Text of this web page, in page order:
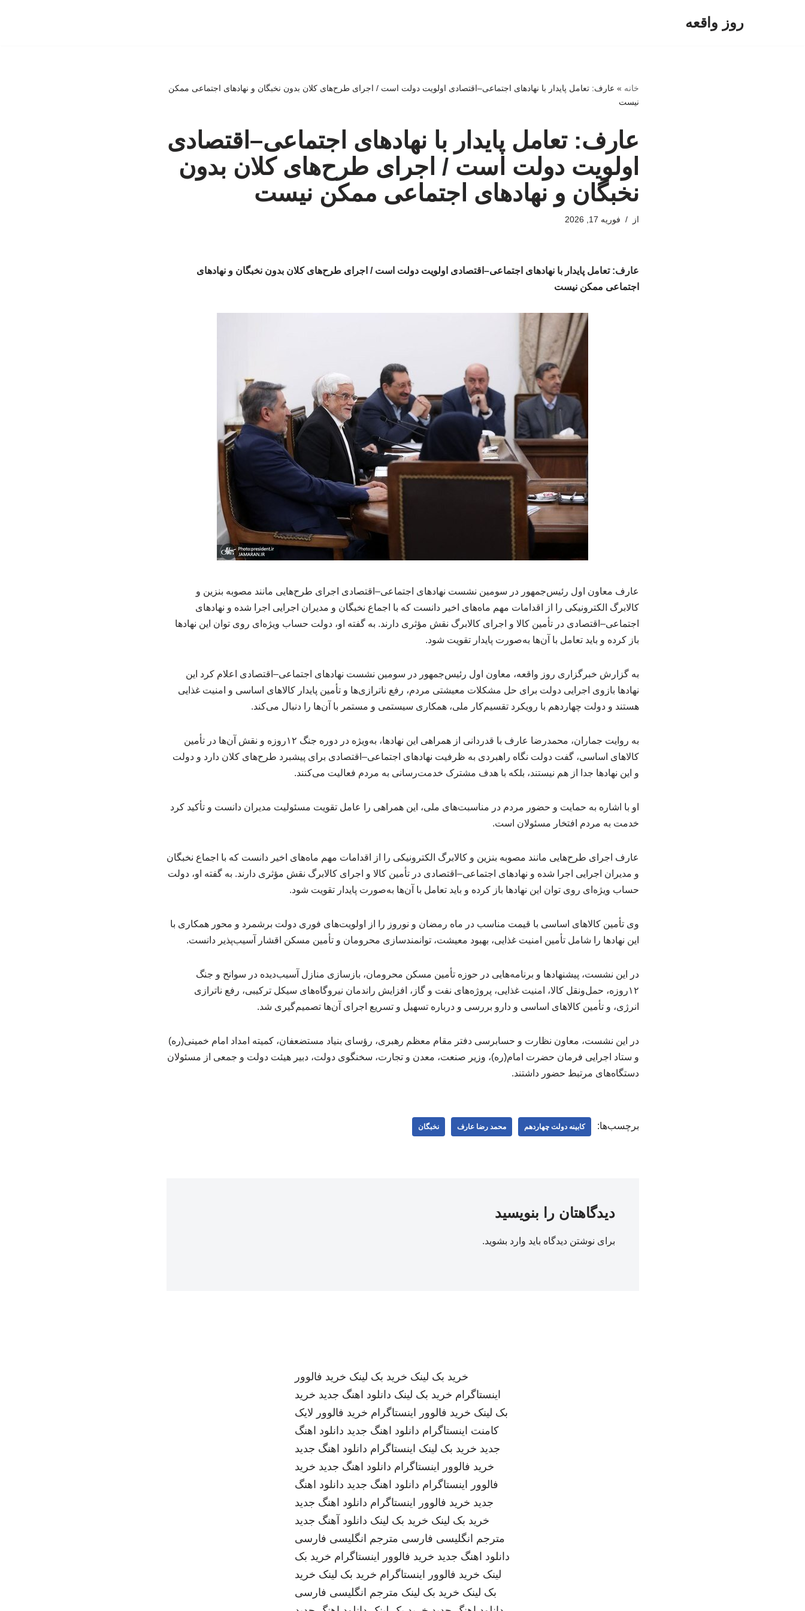
روز واقعه
خانه » عارف: تعامل پایدار با نهادهای اجتماعی–اقتصادی اولویت دولت است / اجرای طرح‌های کلان بدون نخبگان و نهادهای اجتماعی ممکن
نیست
عارف: تعامل پایدار با نهادهای اجتماعی–اقتصادی
اولویت دولت است / اجرای طرح‌های کلان بدون
نخبگان و نهادهای اجتماعی ممکن نیست
از فوریه 17, 2026
عارف: تعامل پایدار با نهادهای اجتماعی–اقتصادی اولویت دولت است / اجرای طرح‌های کلان بدون نخبگان و نهادهای
اجتماعی ممکن نیست
عارف معاون اول رئیس‌جمهور در سومین نشست نهادهای اجتماعی–اقتصادی اجرای طرح‌هایی مانند مصوبه بنزین و
کالابرگ الکترونیکی را از اقدامات مهم ماه‌های اخیر دانست که با اجماع نخبگان و مدیران اجرایی اجرا شده و نهادهای
اجتماعی–اقتصادی در تأمین کالا و اجرای کالابرگ نقش مؤثری دارند. به گفته او، دولت حساب ویژه‌ای روی توان این نهادها
باز کرده و باید تعامل با آن‌ها به‌صورت پایدار تقویت شود.
به گزارش خبرگزاری روز واقعه، معاون اول رئیس‌جمهور در سومین نشست نهادهای اجتماعی–اقتصادی اعلام کرد این
نهادها بازوی اجرایی دولت برای حل مشکلات معیشتی مردم، رفع ناترازی‌ها و تأمین پایدار کالاهای اساسی و امنیت غذایی
هستند و دولت چهاردهم با رویکرد تقسیم‌کار ملی، همکاری سیستمی و مستمر با آن‌ها را دنبال می‌کند.
به روایت جماران، محمدرضا عارف با قدردانی از همراهی این نهادها، به‌ویژه در دوره جنگ ۱۲روزه و نقش آن‌ها در تأمین
کالاهای اساسی، گفت دولت نگاه راهبردی به ظرفیت نهادهای اجتماعی–اقتصادی برای پیشبرد طرح‌های کلان دارد و دولت
و این نهادها جدا از هم نیستند، بلکه با هدف مشترک خدمت‌رسانی به مردم فعالیت می‌کنند.
او با اشاره به حمایت و حضور مردم در مناسبت‌های ملی، این همراهی را عامل تقویت مسئولیت مدیران دانست و تأکید کرد
خدمت به مردم افتخار مسئولان است.
عارف اجرای طرح‌هایی مانند مصوبه بنزین و کالابرگ الکترونیکی را از اقدامات مهم ماه‌های اخیر دانست که با اجماع نخبگان
و مدیران اجرایی اجرا شده و نهادهای اجتماعی–اقتصادی در تأمین کالا و اجرای کالابرگ نقش مؤثری دارند. به گفته او، دولت
حساب ویژه‌ای روی توان این نهادها باز کرده و باید تعامل با آن‌ها به‌صورت پایدار تقویت شود.
وی تأمین کالاهای اساسی با قیمت مناسب در ماه رمضان و نوروز را از اولویت‌های فوری دولت برشمرد و محور همکاری با
این نهادها را شامل تأمین امنیت غذایی، بهبود معیشت، توانمندسازی محرومان و تأمین مسکن اقشار آسیب‌پذیر دانست.
در این نشست، پیشنهادها و برنامه‌هایی در حوزه تأمین مسکن محرومان، بازسازی منازل آسیب‌دیده در سوانح و جنگ
۱۲روزه، حمل‌ونقل کالا، امنیت غذایی، پروژه‌های نفت و گاز، افزایش راندمان نیروگاه‌های سیکل ترکیبی، رفع ناترازی
انرژی، و تأمین کالاهای اساسی و دارو بررسی و درباره تسهیل و تسریع اجرای آن‌ها تصمیم‌گیری شد.
در این نشست، معاون نظارت و حسابرسی دفتر مقام معظم رهبری، رؤسای بنیاد مستضعفان، کمیته امداد امام خمینی(ره)
و ستاد اجرایی فرمان حضرت امام(ره)، وزیر صنعت، معدن و تجارت، سخنگوی دولت، دبیر هیئت دولت و جمعی از مسئولان
دستگاه‌های مرتبط حضور داشتند.
برچسب‌ها: کابینه دولت چهاردهم محمد رضا عارف نخبگان
دیدگاهتان را بنویسید
برای نوشتن دیدگاه باید وارد بشوید.
خرید بک لینک خرید بک لینک خرید فالوور
اینستاگرام خرید بک لینک دانلود اهنگ جدید خرید
بک لینک خرید فالوور اینستاگرام خرید فالوور لایک
کامنت اینستاگرام دانلود اهنگ جدید دانلود اهنگ
جدید خرید بک لینک اینستاگرام دانلود اهنگ جدید
خرید فالوور اینستاگرام دانلود اهنگ جدید خرید
فالوور اینستاگرام دانلود اهنگ جدید دانلود اهنگ
جدید خرید فالوور اینستاگرام دانلود اهنگ جدید
خرید بک لینک خرید بک لینک دانلود آهنگ جدید
مترجم انگلیسی فارسی مترجم انگلیسی فارسی
دانلود اهنگ جدید خرید فالوور اینستاگرام خرید بک
لینک خرید فالوور اینستاگرام خرید بک لینک خرید
بک لینک خرید بک لینک مترجم انگلیسی فارسی